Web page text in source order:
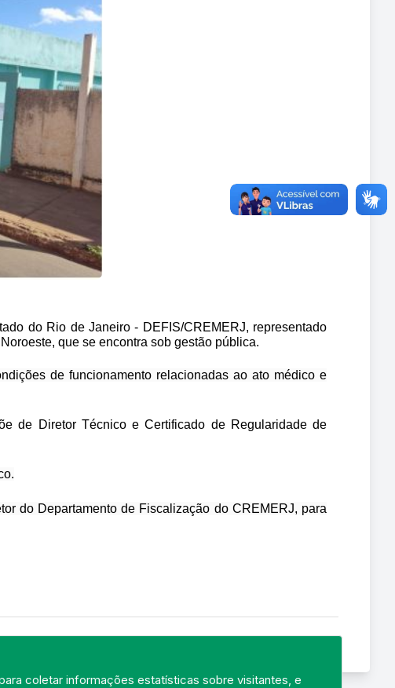
coletar informações estatísticas sobre visitantes, e
do Rio de Janeiro - DEFIS/CREMERJ, representado
que se encontra sob gestão pública.
de funcionamento relacionadas ao ato médico e
de Diretor Técnico e Certificado de Regularidade de
do Departamento de Fiscalização do CREMERJ, para